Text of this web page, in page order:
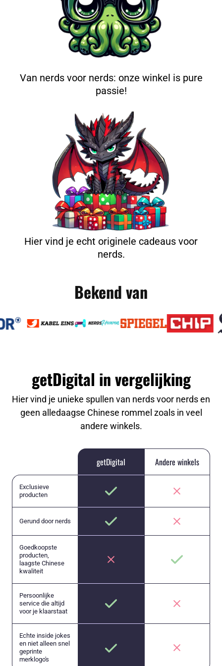
Van nerds voor nerds: onze winkel is pure
passie!
Hier vind je echt originele cadeaus voor
nerds.
Bekend van
getDigital in vergelijking
Hier vind je unieke spullen van nerds voor nerds en
geen alledaagse Chinese rommel zoals in veel
andere winkels.
getDigital Andere winkels
Exclusieve
producten
Gerund door nerds
Goedkoopste
producten,
laagste Chinese
kwaliteit
Persoonlijke
service die altijd
voor je klaarstaat
Echte inside jokes
en niet alleen snel
geprinte
merklogo's